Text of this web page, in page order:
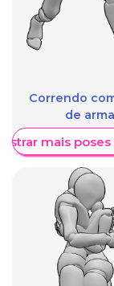
Correndo
de
mais poses